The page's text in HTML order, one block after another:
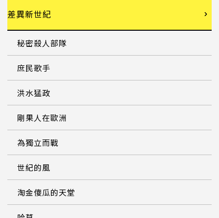
差異新世紀
秘密殺人部隊
庶民歌手
洪水猛政
剛果人在歐洲
為獨立而戰
世紀的風
淘金傻瓜的天堂